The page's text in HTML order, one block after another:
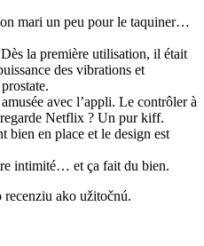
mari un peu pour le taquiner…
la première utilisation, il était
des vibrations et
avec l’appli. Le contrôler à
Netflix ? Un pur kiff.
bien en place et le design est
intimité… et ça fait du bien.
ako užitočnú.